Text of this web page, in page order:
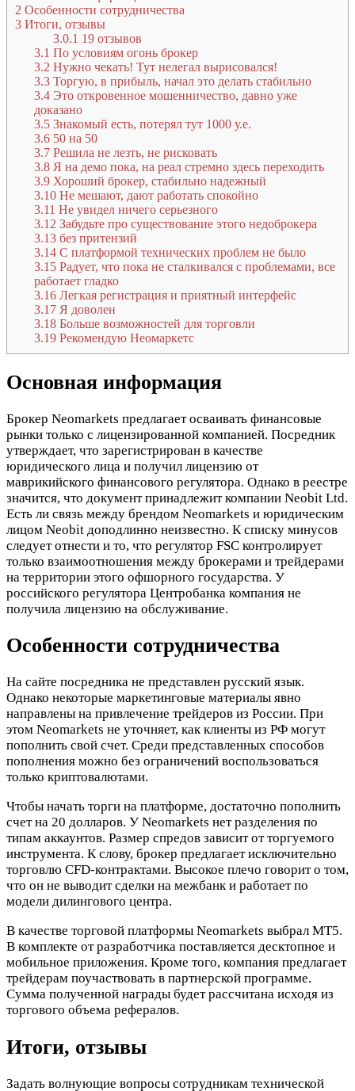
2 Особенности сотрудничества
3 Итоги, отзывы
3.0.1 19 отзывов
3.1 По условиям огонь брокер
3.2 Нужно чекать! Тут нелегал вырисовался!
3.3 Торгую, в прибыль, начал это делать стабильно
3.4 Это откровенное мошенничество, давно уже
доказано
3.5 Знакомый есть, потерял тут 1000 у.е.
3.6 50 на 50
3.7 Решила не лезть, не рисковать
3.8 Я на демо пока, на реал стремно здесь переходить
3.9 Хороший брокер, стабильно надежный
3.10 Не мешают, дают работать спокойно
3.11 Не увидел ничего серьезного
3.12 Забудьте про существование этого недоброкера
3.13 без притензий
3.14 С платформой технических проблем не было
3.15 Радует, что пока не сталкивался с проблемами, все
работает гладко
3.16 Легкая регистрация и приятный интерфейс
3.17 Я доволен
3.18 Больше возможностей для торговли
3.19 Рекомендую Неомаркетс
Основная информация
Брокер Neomarkets предлагает осваивать финансовые
рынки только с лицензированной компанией. Посредник
утверждает, что зарегистрирован в качестве
юридического лица и получил лицензию от
маврикийского финансового регулятора. Однако в реестре
значится, что документ принадлежит компании Neobit Ltd.
Есть ли связь между брендом Neomarkets и юридическим
лицом Neobit доподлинно неизвестно. К списку минусов
следует отнести и то, что регулятор FSC контролирует
только взаимоотношения между брокерами и трейдерами
на территории этого офшорного государства. У
российского регулятора Центробанка компания не
получила лицензию на обслуживание.
Особенности сотрудничества
На сайте посредника не представлен русский язык.
Однако некоторые маркетинговые материалы явно
направлены на привлечение трейдеров из России. При
этом Neomarkets не уточняет, как клиенты из РФ могут
пополнить свой счет. Среди представленных способов
пополнения можно без ограничений воспользоваться
только криптовалютами.
Чтобы начать торги на платформе, достаточно пополнить
счет на 20 долларов. У Neomarkets нет разделения по
типам аккаунтов. Размер спредов зависит от торгуемого
инструмента. К слову, брокер предлагает исключительно
торговлю CFD-контрактами. Высокое плечо говорит о том,
что он не выводит сделки на межбанк и работает по
модели дилингового центра.
В качестве торговой платформы Neomarkets выбрал MT5.
В комплекте от разработчика поставляется десктопное и
мобильное приложения. Кроме того, компания предлагает
трейдерам поучаствовать в партнерской программе.
Сумма полученной награды будет рассчитана исходя из
торгового объема рефералов.
Итоги, отзывы
Задать волнующие вопросы сотрудникам технической